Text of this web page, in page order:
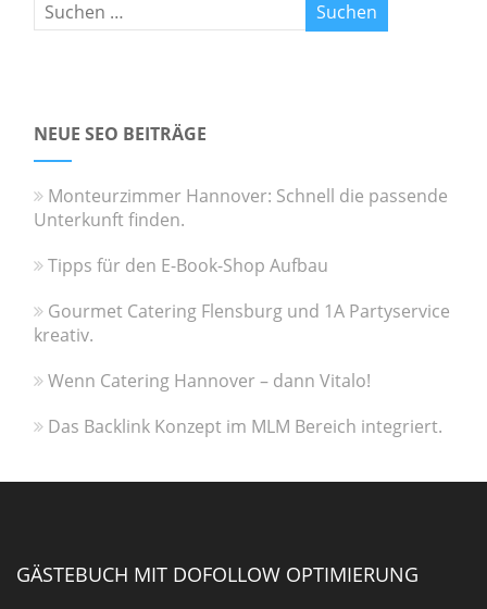
NEUE SEO BEITRÄGE
Monteurzimmer Hannover: Schnell die passende
Unterkunft finden.
Tipps für den E-Book-Shop Aufbau
Gourmet Catering Flensburg und 1A Partyservice
kreativ.
Wenn Catering Hannover – dann Vitalo!
Das Backlink Konzept im MLM Bereich integriert.
GÄSTEBUCH MIT DOFOLLOW OPTIMIERUNG